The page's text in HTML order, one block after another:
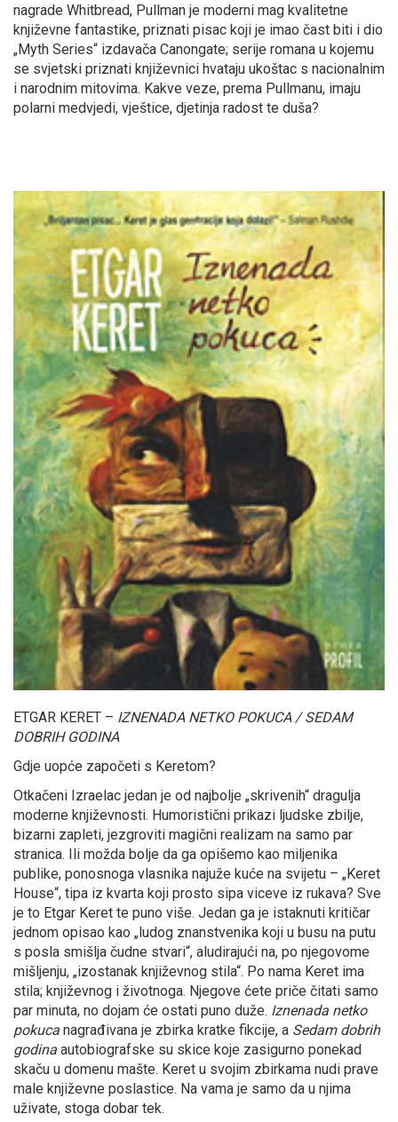
nagrade Whitbread, Pullman je moderni mag kvalitetne
književne fantastike, priznati pisac koji je imao čast biti i dio
„Myth Series“ izdavača Canongate; serije romana u kojemu
se svjetski priznati književnici hvataju ukoštac s nacionalnim
i narodnim mitovima. Kakve veze, prema Pullmanu, imaju
polarni medvjedi, vještice, djetinja radost te duša?
ETGAR KERET – IZNENADA NETKO POKUCA / SEDAM
DOBRIH GODINA
Gdje uopće započeti s Keretom?
Otkačeni Izraelac jedan je od najbolje „skrivenih“ dragulja
moderne književnosti. Humoristični prikazi ljudske zbilje,
bizarni zapleti, jezgroviti magični realizam na samo par
stranica. Ili možda bolje da ga opišemo kao miljenika
publike, ponosnoga vlasnika najuže kuće na svijetu – „Keret
House“, tipa iz kvarta koji prosto sipa viceve iz rukava? Sve
je to Etgar Keret te puno više. Jedan ga je istaknuti kritičar
jednom opisao kao „ludog znanstvenika koji u busu na putu
s posla smišlja čudne stvari“, aludirajući na, po njegovome
mišljenju, „izostanak književnog stila“. Po nama Keret ima
stila; književnog i životnoga. Njegove ćete priče čitati samo
par minuta, no dojam će ostati puno duže. Iznenada netko
pokuca nagrađivana je zbirka kratke fikcije, a Sedam dobrih
godina autobiografske su skice koje zasigurno ponekad
skaču u domenu mašte. Keret u svojim zbirkama nudi prave
male književne poslastice. Na vama je samo da u njima
uživate, stoga dobar tek.